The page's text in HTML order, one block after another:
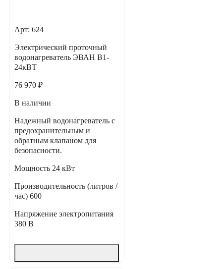
Арт: 624
Электрический проточный
водонагреватель ЭВАН В1-
24кВТ
76 970 ₽
В наличии
Надежный водонагреватель с
предохранительным и
обратным клапаном для
безопасности.
Мощность 24 кВт
Производительность (литров /
час) 600
Напряжение электропитания
380 В